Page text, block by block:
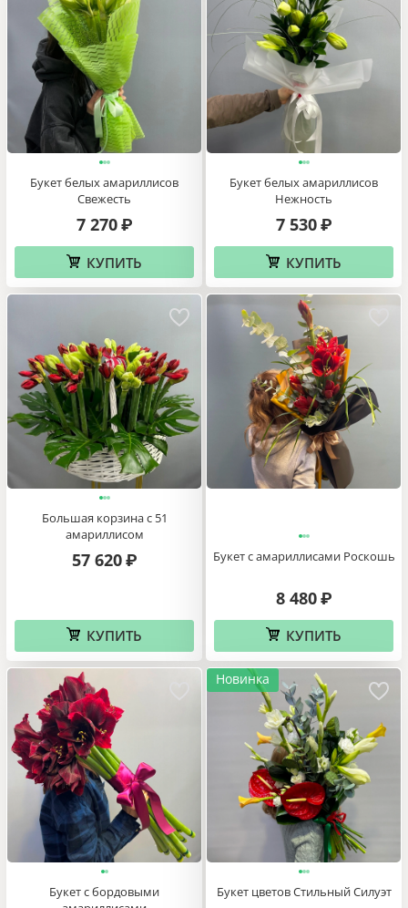
Букет белых амариллисов
Свежесть
7 270 ₽
КУПИТЬ
Букет белых амариллисов
Нежность
7 530 ₽
КУПИТЬ
Большая корзина с 51
амариллисом
57 620 ₽
КУПИТЬ
Букет с амариллисами Роскошь
8 480 ₽
КУПИТЬ
Букет с бордовыми
Новинка
Букет цветов Стильный Силуэт